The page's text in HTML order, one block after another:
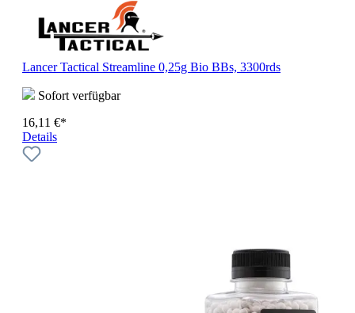
Lancer Tactical Streamline 0,25g Bio BBs, 3300rds
Sofort verfügbar
16,11 €*
Details